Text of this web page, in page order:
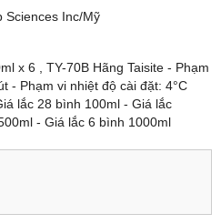
Sciences Inc/Mỹ
x 6 , TY-70B Hãng Taisite - Phạm
- Phạm vi nhiệt độ cài đặt: 4°C
lắc 28 bình 100ml - Giá lắc
- Giá lắc 6 bình 1000ml